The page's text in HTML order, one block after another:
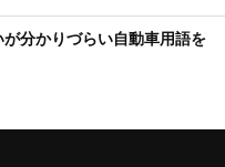
が分かりづらい自動車用語を